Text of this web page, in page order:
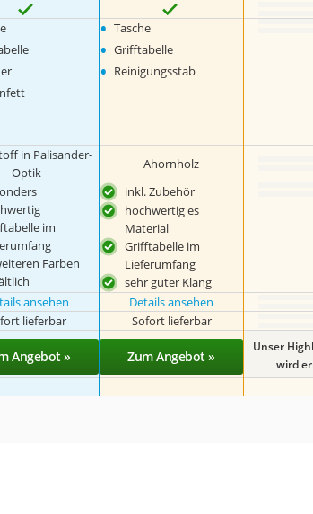
• Tasche
• Grifftabelle
• Reinigungsstab
in Palisander-
Optik
Ahornholz
im
Farben
inkl. Zubehör
hochwertig es
Material
Grifftabelle im
Lieferumfang
sehr guter Klang
ansehen Details ansehen
lieferbar Sofort lieferbar
Angebot » Zum Angebot »
Unser
wird